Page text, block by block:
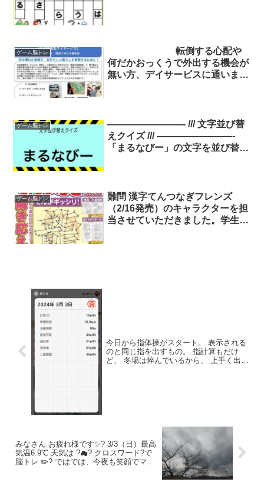
ゲーム脳トレ
転倒する心配や
何だかおっくうで外出する機会が
無い方、デイサービスに通いませ
ゲーム脳トレ
————————- /// 文字並び替
えクイズ /// ————————-
「まるなびー」の文字を並び替え
ゲーム脳トレ
難問 漢字てんつなぎフレンズ
（2/16発売）のキャラクターを担
当させていただきました。学生帽
今日から指体操がスタート。 表示される
のと同じ指を出すもの。 指計算もだけ
ど、 冬場は悴んでいるから、 上手く出せ
みなさん お疲れ様です✨? 3/3（日）最高
気温6.9℃ 天気は ?☁? クロスワード?で
脳トレ ✏️?️ ではでは、今夜も笑顔でマイ